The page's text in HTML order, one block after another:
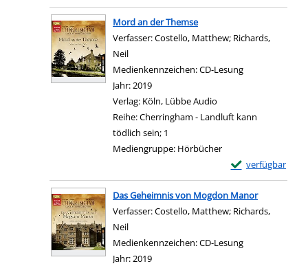
Zum Download
Mord an der Themse
Verfasser:Costello, Matthew; Richards,
Neil
Medienkennzeichen:CD-Lesung
Jahr:2019
Verlag: Köln, Lübbe Audio
Reihe:Cherringham - Landluft kann
tödlich sein; 1
Mediengruppe: Hörbücher
verfügbar
Exemplar-Details
Zum Download
Das Geheimnis von Mogdon Manor
Verfasser:Costello, Matthew; Richards,
Neil
Medienkennzeichen:CD-Lesung
Jahr:2019